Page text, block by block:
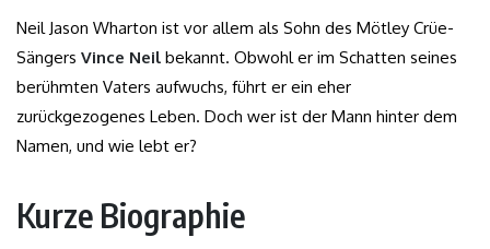
Neil Jason Wharton ist vor allem als Sohn des Mötley Crüe-
Sängers Vince Neil bekannt. Obwohl er im Schatten seines
berühmten Vaters aufwuchs, führt er ein eher
zurückgezogenes Leben. Doch wer ist der Mann hinter dem
Namen, und wie lebt er?
Kurze Biographie